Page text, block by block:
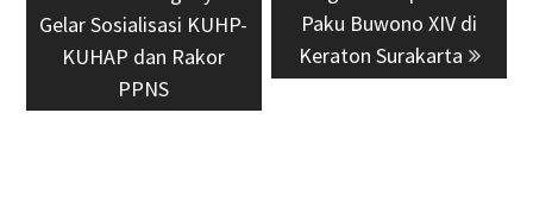
Gelar Sosialisasi KUHP-
KUHAP dan Rakor
PPNS
Paku Buwono XIV di
Keraton Surakarta